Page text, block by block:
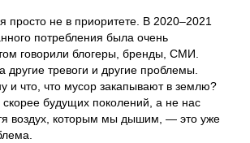
просто не в приоритете. В 2020–2021
потребления была очень
говорили блогеры, бренды, СМИ.
другие тревоги и другие проблемы.
и что, что мусор закапывают в землю?
скорее будущих поколений, а не нас
воздух, которым мы дышим, — это уже